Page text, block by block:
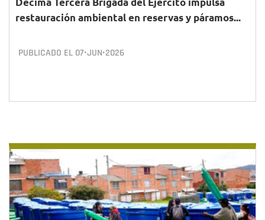
restauración ambiental en reservas y páramos...
PUBLICADO EL 07•JUN•2026